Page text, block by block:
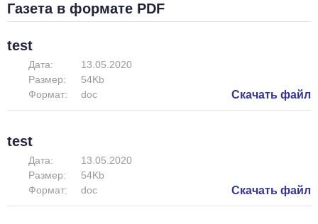
Газета в формате PDF
test
Дата:
13.05.2020
Размер:
54Kb
Формат:
doc Скачать файл
test
Дата:
13.05.2020
Размер:
54Kb
Формат:
doc Скачать файл